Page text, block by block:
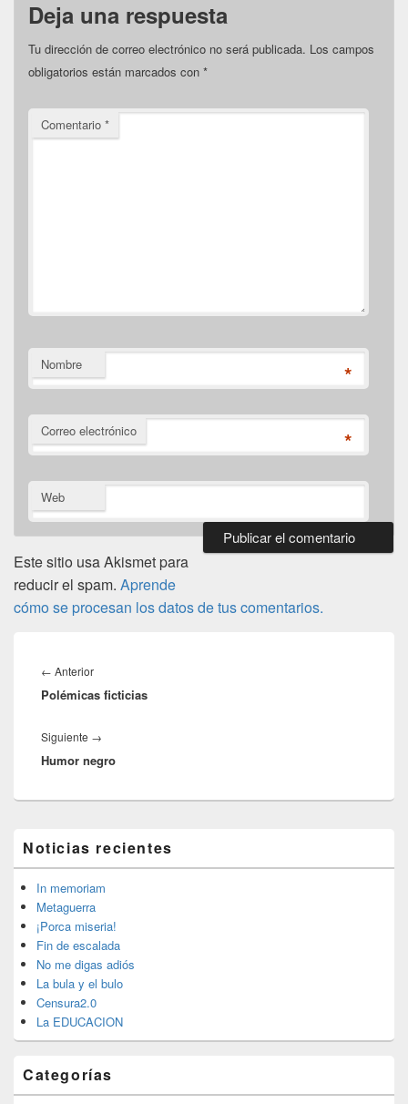
Deja una respuesta
Tu dirección de correo electrónico no será publicada. Los campos
obligatorios están marcados con *
Comentario *
Nombre *
Correo electrónico *
Web
Este sitio usa Akismet para
reducir el spam. Aprende
cómo se procesan los datos de tus comentarios.
de
entradas
← AnteriorEntrada
anterior:
Polémicas ficticias
Siguiente →
siguiente:
Humor negro
área
de
widget
barra
lateral
primaria
Noticias recientes
In memoriam
Metaguerra
¡Porca miseria!
Fin de escalada
No me digas adiós
La bula y el bulo
Censura2.0
La EDUCACION
Categorías